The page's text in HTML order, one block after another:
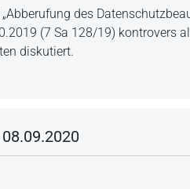
des
(7 Sa 128/19) kontrovers
diskutiert.